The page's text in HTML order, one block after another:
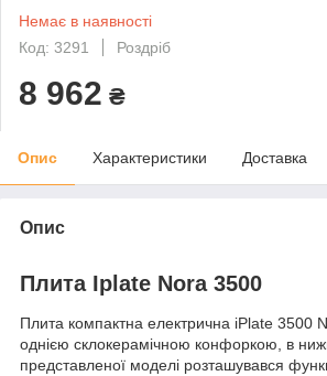
Немає в наявності
Код: 3291
Роздріб
8 962 ₴
Опис Характеристики Доставка
Опис
Плита Iplate Nora 3500
Плита компактна електрична iPlate 3500
однією склокерамічною конфоркою, в
представленої моделі розташувався